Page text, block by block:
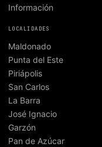
Información
LOCALIDADES
Maldonado
Punta del Este
Piriápolis
San Carlos
La Barra
José Ignacio
Garzón
Pan de Azúcar